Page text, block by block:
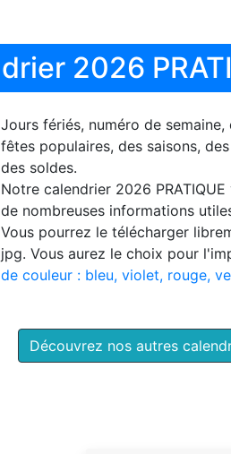
2026
Jours fériés, numéro de
fêtes populaires, des saisons,
des soldes.
Notre calendrier 2026 PRATIQUE
de nombreuses informations
Vous pourrez le télécharger
jpg. Vous aurez le choix pour
de couleur : bleu, violet, rouge,
Découvrez nos autres